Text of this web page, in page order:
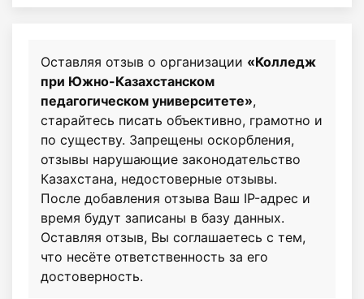
Оставляя отзыв о организации «Колледж
при Южно-Казахстанском
педагогическом университете»,
старайтесь писать объективно, грамотно и
по существу. Запрещены оскорбления,
отзывы нарушающие законодательство
Казахстана, недостоверные отзывы.
После добавления отзыва Ваш IP-адрес и
время будут записаны в базу данных.
Оставляя отзыв, Вы соглашаетесь с тем,
что несёте ответственность за его
достоверность.